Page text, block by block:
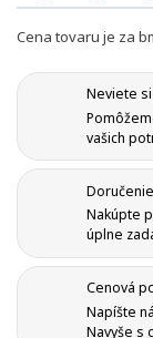
Cena tovaru je za
Neviete
vašich
Nakúpte
úplne
Cenová
Napíšte
Navyše s